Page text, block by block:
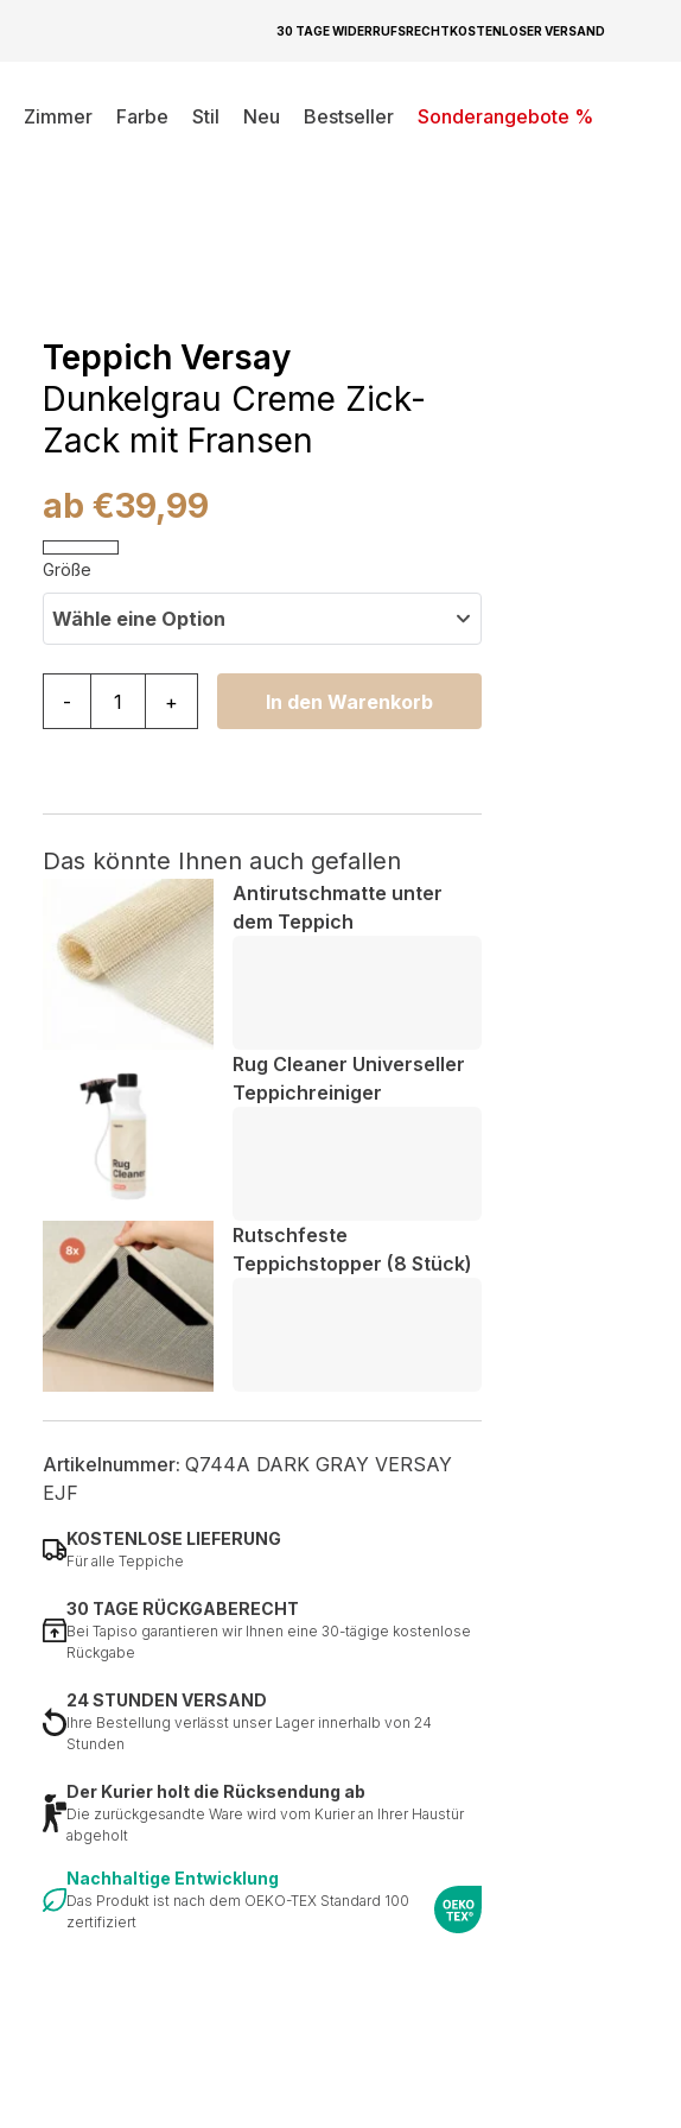
30 TAGE WIDERRUFSRECHTKOSTENLOSER VERSAND
Zimmer Farbe Stil Neu Bestseller
Sonderangebote %
Teppich Versay
Dunkelgrau Creme Zick-
Zack mit Fransen
ab €39,99
Größe
Wähle eine Option
- + In den Warenkorb
Das könnte Ihnen auch gefallen
Antirutschmatte unter
dem Teppich
Rug Cleaner Universeller
Teppichreiniger
Rutschfeste
Teppichstopper (8 Stück)
Artikelnummer: Q744A DARK GRAY VERSAY
EJF
KOSTENLOSE LIEFERUNG
Für alle Teppiche
30 TAGE RÜCKGABERECHT
Bei Tapiso garantieren wir Ihnen eine 30-tägige kostenlose
Rückgabe
24 STUNDEN VERSAND
Ihre Bestellung verlässt unser Lager innerhalb von 24
Stunden
Der Kurier holt die Rücksendung ab
Die zurückgesandte Ware wird vom Kurier an Ihrer Haustür
abgeholt
Nachhaltige Entwicklung
Das Produkt ist nach dem OEKO-TEX Standard 100
zertifiziert